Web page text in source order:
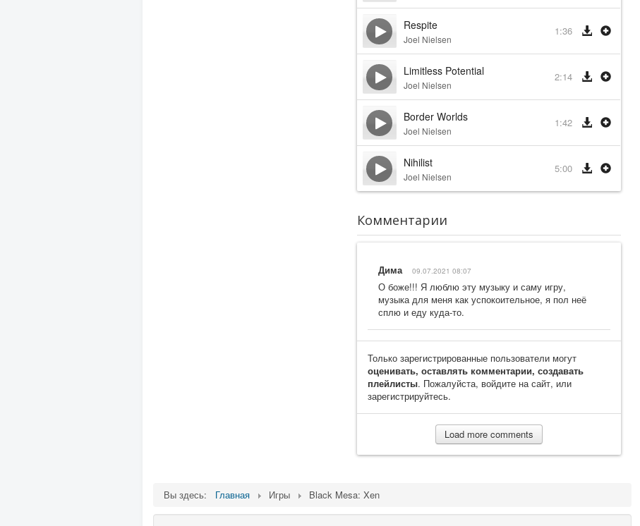
Respite
Joel Nielsen
1:36
Limitless Potential
Joel Nielsen
2:14
Border Worlds
Joel Nielsen
1:42
Nihilist
Joel Nielsen
5:00
Комментарии
Дима 09.07.2021 08:07
О боже!!! Я люблю эту музыку и саму игру,
музыка для меня как успокоительное, я пол неё
сплю и еду куда-то.
Только зарегистрированные пользователи могут
оценивать, оставлять комментарии, создавать
плейлисты. Пожалуйста, войдите на сайт, или
зарегистрируйтесь.
Load more comments
Вы здесь: Главная Игры Black Mesa: Xen